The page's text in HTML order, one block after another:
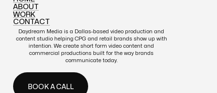
HOME
ABOUT
ABOUT
WORK
WORK
CONTACT
CONTACT
Daydream Media is a Dallas-based video production and
content studio helping CPG and retail brands show up with
intention. We create short form video content and
commercial productions built for the way brands
communicate today.
BOOK A CALL